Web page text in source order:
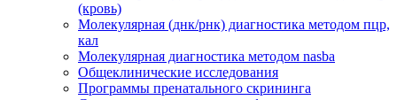
(кровь)
Молекулярная (днк/рнк) диагностика методом пцр,
кал
Молекулярная диагностика методом nasba
Общеклинические исследования
Программы пренатального скрининга